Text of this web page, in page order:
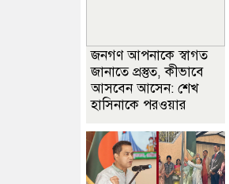
জনগণ আপনাকে স্বাগত
জানাতে প্রস্তুত, কীভাবে
আসবেন আসেন: শেখ
হাসিনাকে পরওয়ার